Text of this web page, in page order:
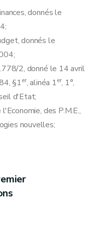
donnés le
donnés le
2, donné le 14 avril
§1er, alinéa 1er, 1°,
d'Etat;
des P.M.E.,
nouvelles;